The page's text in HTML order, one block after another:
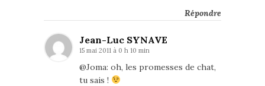
Répondre
Jean-Luc SYNAVE
15 mai 2011 à 0 h 10 min
@Joma: oh, les promesses de chat,
tu sais !